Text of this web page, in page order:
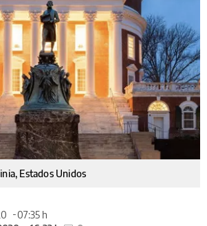
Estados Unidos
07:35 h